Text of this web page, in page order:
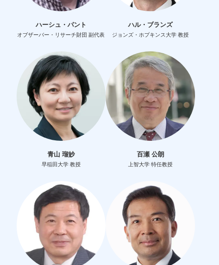
ハーシュ・パント
オブザーバー・リサーチ財団 副代表
ハル・ブランズ
ジョンズ・ホプキンス大学 教授
青山 瑠妙
早稲田大学 教授
百瀬 公朗
上智大学 特任教授